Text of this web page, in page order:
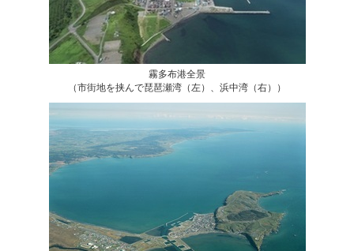
霧多布港全景
（市街地を挟んで琵琶瀬湾（左）、浜中湾（右））